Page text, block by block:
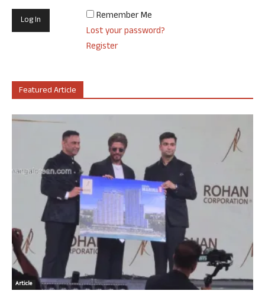
Remember Me
Lost your password?
Register
Featured Article
Article